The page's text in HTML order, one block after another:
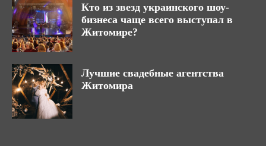
Кто из звезд украинского шоу-
бизнеса чаще всего выступал в
Житомире?
Лучшие свадебные агентства
Житомира